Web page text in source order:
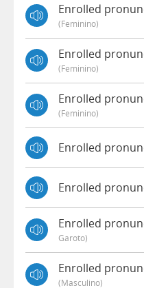
Enrolled
(feminino)
Enrolled
(feminino)
Enrolled
(feminino)
Enrolled
Enrolled
Enrolled
Garoto)
Enrolled
(masculino)